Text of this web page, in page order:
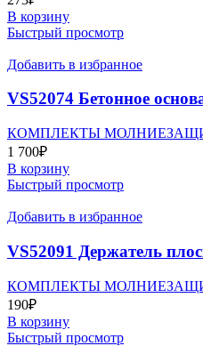
В корзину
Быстрый просмотр
Добавить в избранное
VS52074 Бетонное
КОМПЛЕКТЫ
1 700₽
В корзину
Быстрый просмотр
Добавить в избранное
VS52091 Держатель
КОМПЛЕКТЫ
190₽
В корзину
Быстрый просмотр